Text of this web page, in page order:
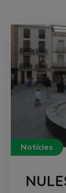
Notícies